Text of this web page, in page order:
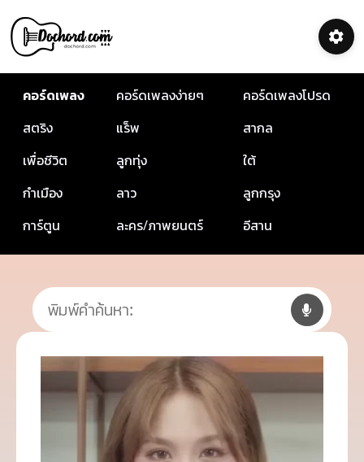
คอร์ดเพลง คอร์ดเพลงง่ายๆ
คอร์ดเพลงโปรด
สตริง
แร็พ
สากล
เพื่อชีวิต
ลูกทุ่ง
ใต้
กำเมือง
ลาว
ลูกกรุง
การ์ตูน
ละคร/ภาพยนตร์ อีสาน